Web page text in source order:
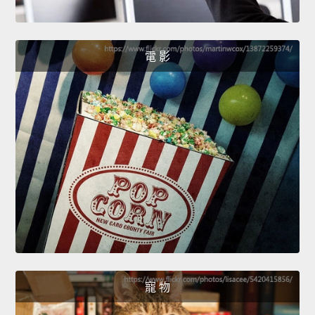
電 影
寵 物